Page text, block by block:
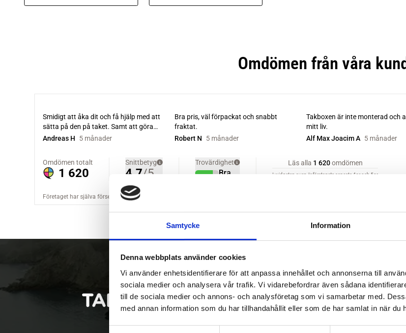
Samtycke Information
Denna webbplats använder cookies
Vi använder enhetsidentifierare för att anpassa innehållet och annonserna till
sociala medier och analysera vår trafik. Vi vidarebefordrar även sådana
till de sociala medier och annons- och analysföretag som vi samarbetar med.
med annan information som du har tillhandahållit eller som de har samlat in när du